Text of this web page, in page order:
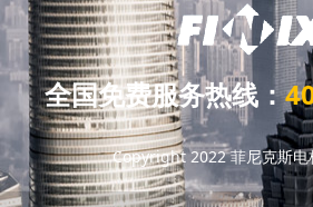
全国免费服务热线：
Copyright 2022 菲尼克斯电